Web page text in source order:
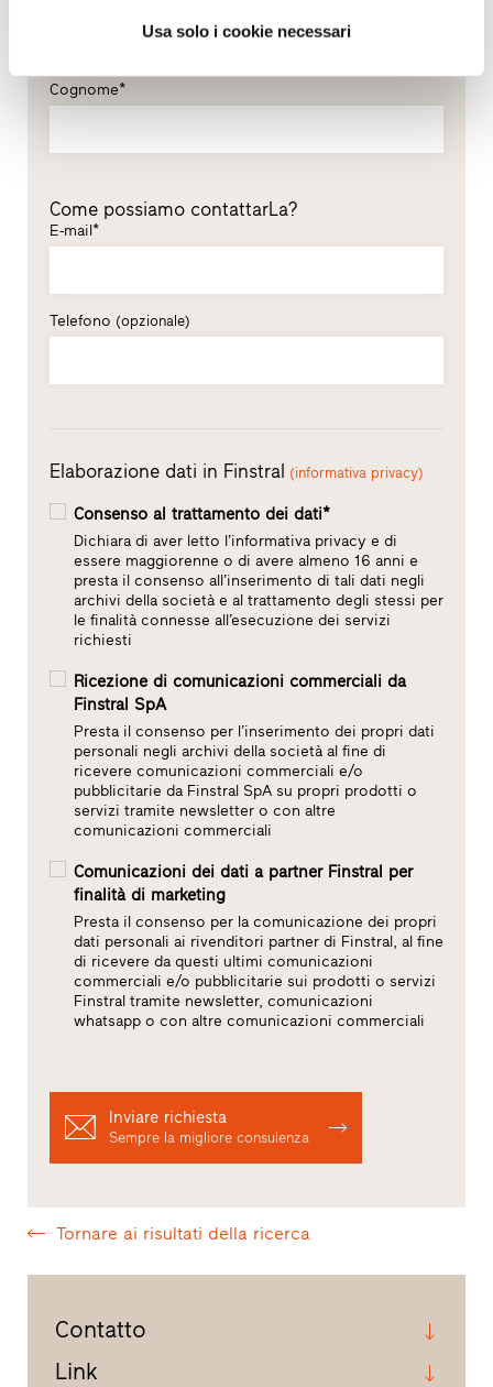
Usa solo i cookie necessari
Cognome*
Come possiamo contattarLa?
E-mail*
Telefono (opzionale)
Elaborazione dati in Finstral (informativa privacy)
Consenso al trattamento dei dati*
Dichiara di aver letto l’informativa privacy e di
essere maggiorenne o di avere almeno 16 anni e
presta il consenso all’inserimento di tali dati negli
archivi della società e al trattamento degli stessi per
le finalità connesse all’esecuzione dei servizi
richiesti
Ricezione di comunicazioni commerciali da
Finstral SpA
Presta il consenso per l’inserimento dei propri dati
personali negli archivi della società al fine di
ricevere comunicazioni commerciali e/o
pubblicitarie da Finstral SpA su propri prodotti o
servizi tramite newsletter o con altre
comunicazioni commerciali
Comunicazioni dei dati a partner Finstral per
finalità di marketing
Presta il consenso per la comunicazione dei propri
dati personali ai rivenditori partner di Finstral, al fine
di ricevere da questi ultimi comunicazioni
commerciali e/o pubblicitarie sui prodotti o servizi
Finstral tramite newsletter, comunicazioni
whatsapp o con altre comunicazioni commerciali
Inviare richiesta
Sempre la migliore consulenza
Tornare ai risultati della ricerca
Contatto
Link